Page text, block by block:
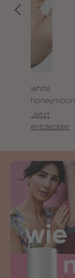
white
honeymoon
Jetzt
entdecken